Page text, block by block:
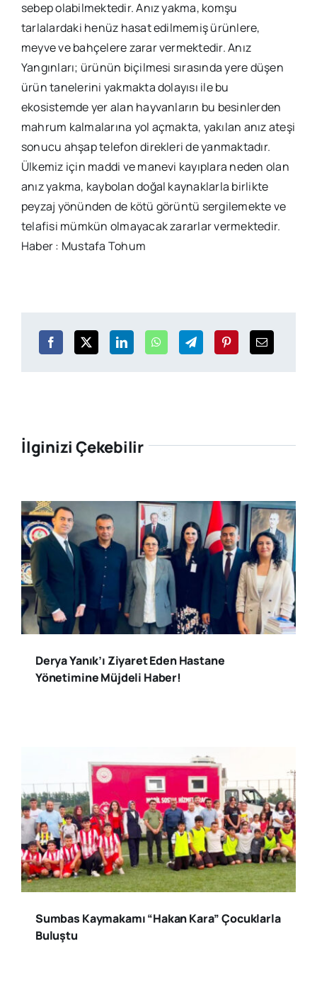
sebep olabilmektedir. Anız yakma, komşu
tarlalardaki henüz hasat edilmemiş ürünlere,
meyve ve bahçelere zarar vermektedir. Anız
Yangınları; ürünün biçilmesi sırasında yere düşen
ürün tanelerini yakmakta dolayısı ile bu
ekosistemde yer alan hayvanların bu besinlerden
mahrum kalmalarına yol açmakta, yakılan anız ateşi
sonucu ahşap telefon direkleri de yanmaktadır.
Ülkemiz için maddi ve manevi kayıplara neden olan
anız yakma, kaybolan doğal kaynaklarla birlikte
peyzaj yönünden de kötü görüntü sergilemekte ve
telafisi mümkün olmayacak zararlar vermektedir.
Haber : Mustafa Tohum
İlginizi Çekebilir
Derya Yanık’ı Ziyaret Eden Hastane
Yönetimine Müjdeli Haber!
Sumbas Kaymakamı “Hakan Kara” Çocuklarla
Buluştu